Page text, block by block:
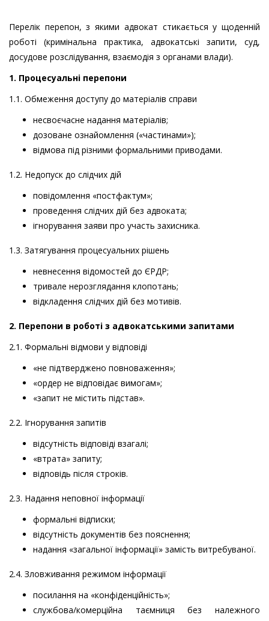
Перелік перепон, з якими адвокат стикається у щоденній
роботі (кримінальна практика, адвокатські запити, суд,
досудове розслідування, взаємодія з органами влади).
1. Процесуальні перепони
1.1. Обмеження доступу до матеріалів справи
несвоєчасне надання матеріалів;
дозоване ознайомлення («частинами»);
відмова під різними формальними приводами.
1.2. Недопуск до слідчих дій
повідомлення «постфактум»;
проведення слідчих дій без адвоката;
ігнорування заяви про участь захисника.
1.3. Затягування процесуальних рішень
невнесення відомостей до ЄРДР;
тривале нерозглядання клопотань;
відкладення слідчих дій без мотивів.
2. Перепони в роботі з адвокатськими запитами
2.1. Формальні відмови у відповіді
«не підтверджено повноваження»;
«ордер не відповідає вимогам»;
«запит не містить підстав».
2.2. Ігнорування запитів
відсутність відповіді взагалі;
«втрата» запиту;
відповідь після строків.
2.3. Надання неповної інформації
формальні відписки;
відсутність документів без пояснення;
надання «загальної інформації» замість витребуваної.
2.4. Зловживання режимом інформації
посилання на «конфіденційність»;
службова/комерційна таємниця без належного